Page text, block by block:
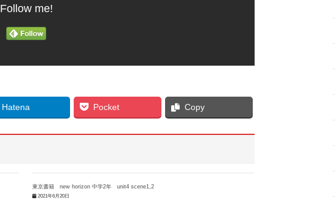
Follow me!
Hatena Pocket Copy
東京書籍 new horizon 中学2年 unit4 scene1,2
2021年6月20日